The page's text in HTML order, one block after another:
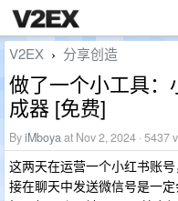
V2EX › 分享创造
做了一个小工具：
成器 [免费]
ByiMboyaat Nov 2, 2024 · 5437
这两天在运营一个小红书账
接在聊天中发送微信号是一